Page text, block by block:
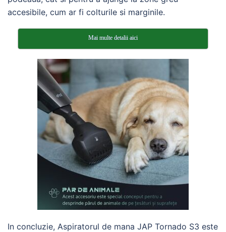
accesibile, cum ar fi colturile si marginile.
Mai multe detalii aici
In concluzie, Aspiratorul de mana JAP Tornado S3 este